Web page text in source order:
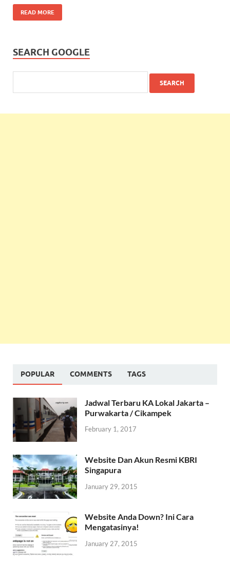
READ MORE
SEARCH GOOGLE
POPULAR COMMENTS TAGS
Jadwal Terbaru KA Lokal Jakarta –
Purwakarta / Cikampek
February 1, 2017
Website Dan Akun Resmi KBRI
Singapura
January 29, 2015
Website Anda Down? Ini Cara
Mengatasinya!
January 27, 2015